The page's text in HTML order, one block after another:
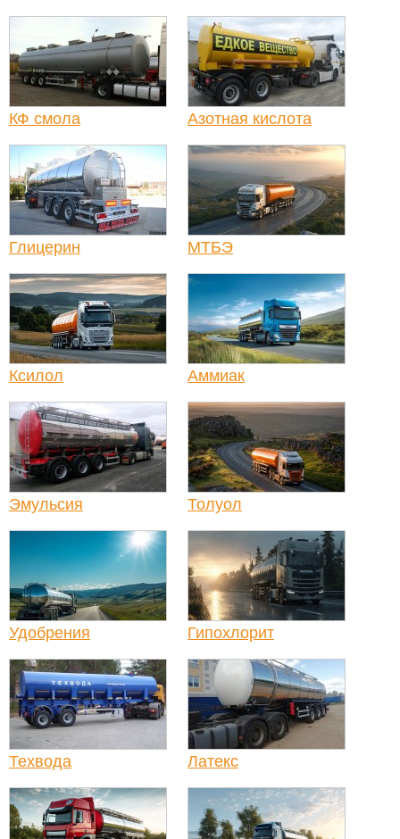
КФ смола Азотная кислота
Глицерин МТБЭ
Ксилол Аммиак
Эмульсия Толуол
Удобрения Гипохлорит
Техвода Латекс